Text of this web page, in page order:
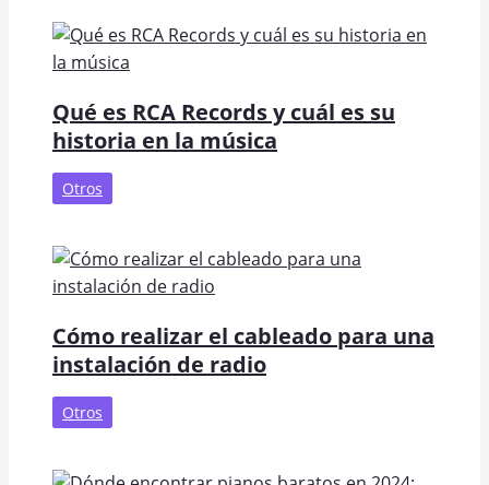
Qué es RCA Records y cuál es su
historia en la música
Otros
Cómo realizar el cableado para una
instalación de radio
Otros